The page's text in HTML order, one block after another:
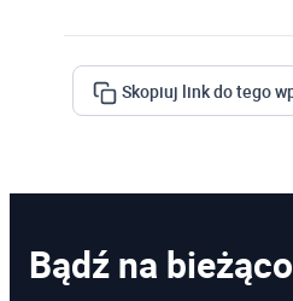
Skopiuj link do tego
Bądź na bieżąco